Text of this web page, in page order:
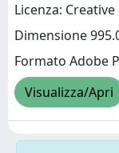
Licenza:
Dimensione
Formato Adobe
Visualizza/Apri